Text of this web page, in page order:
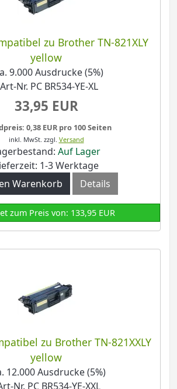
zu Brother TN-821XLY
yellow
9.000 Ausdrucke (5%)
Nr. PC BR534-YE-XL
33,95 EUR
0,38 EUR pro 100 Seiten
inkl. MwSt. zzgl. Versand
Auf Lager
1-3 Werktage
Warenkorb
Details
zum Preis von: 133,95 EUR
zu Brother TN-821XXLY
yellow
12.000 Ausdrucke (5%)
Nr. PC BR534-YE-XXL